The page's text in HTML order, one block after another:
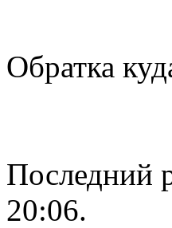
Обратка
Последний
20:06.